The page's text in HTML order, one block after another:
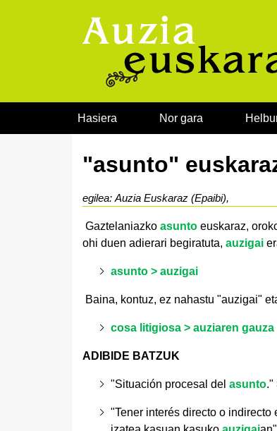
Hasiera Nor gara
"asunto"
egilea: Auzia Euskaraz (Epaibi),
Gaztelaniazko asunto euskaraz,
ohi duen adierari begiratuta, auzigai
asunto > auzigai
Baina, kontuz, ez nahastu "auzigai"
cosa litigiosa > auziaren gauza
ADIBIDE BATZUK
"Situación procesal del asunto."
"Tener interés directo o indirecto